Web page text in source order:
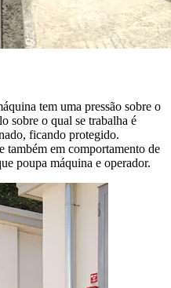
tem uma pressão sobre o
sobre o qual se trabalha é
ficando protegido.
também em comportamento de
poupa máquina e operador.